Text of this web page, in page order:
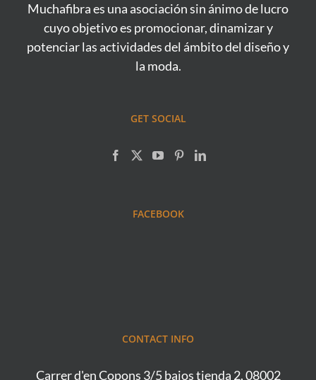
Muchafibra es una asociación sin ánimo de lucro
cuyo objetivo es promocionar, dinamizar y
potenciar las actividades del ámbito del diseño y
la moda.
GET SOCIAL
FACEBOOK
CONTACT INFO
Carrer d'en Copons 3/5 bajos tienda 2, 08002